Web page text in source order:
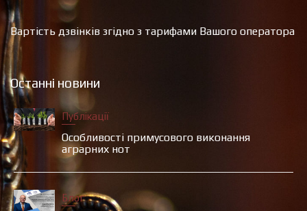
Вартість дзвінків згідно з тарифами Вашого оператора
Останні новини
Публікації
Особливості примусового виконання
аграрних нот
Блог